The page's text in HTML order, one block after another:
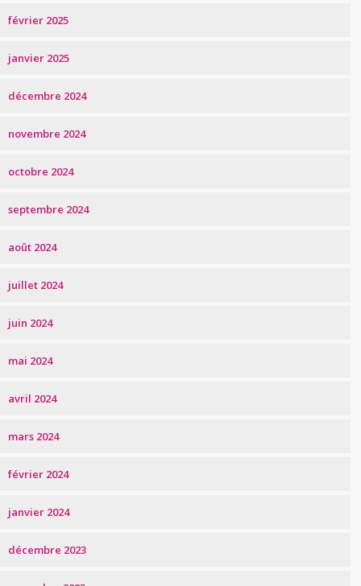
février 2025
janvier 2025
décembre 2024
novembre 2024
octobre 2024
septembre 2024
août 2024
juillet 2024
juin 2024
mai 2024
avril 2024
mars 2024
février 2024
janvier 2024
décembre 2023